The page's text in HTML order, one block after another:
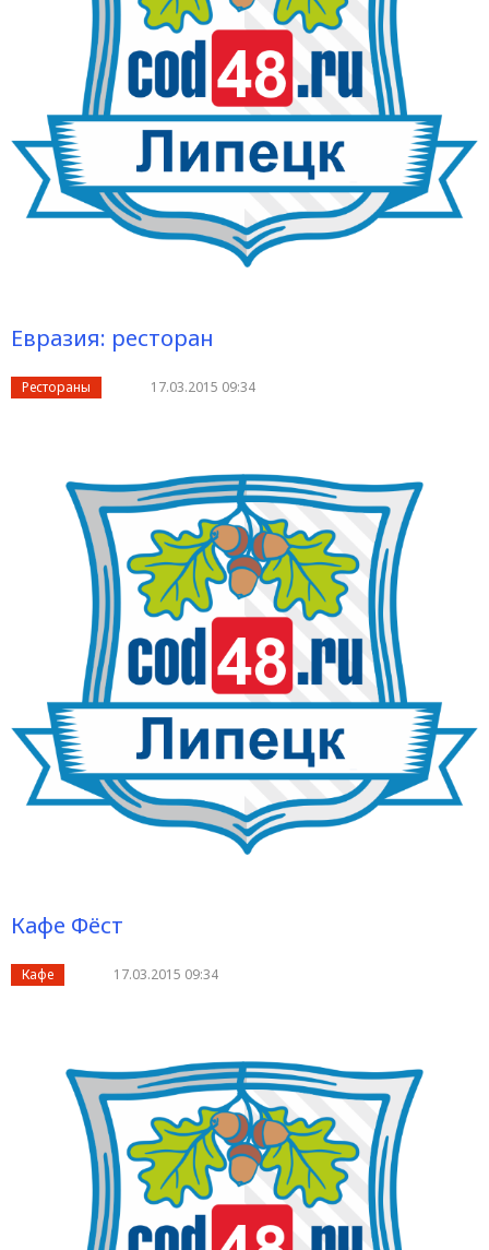
Евразия: ресторан
Рестораны 17.03.2015 09:34
Кафе Фёст
Кафе 17.03.2015 09:34